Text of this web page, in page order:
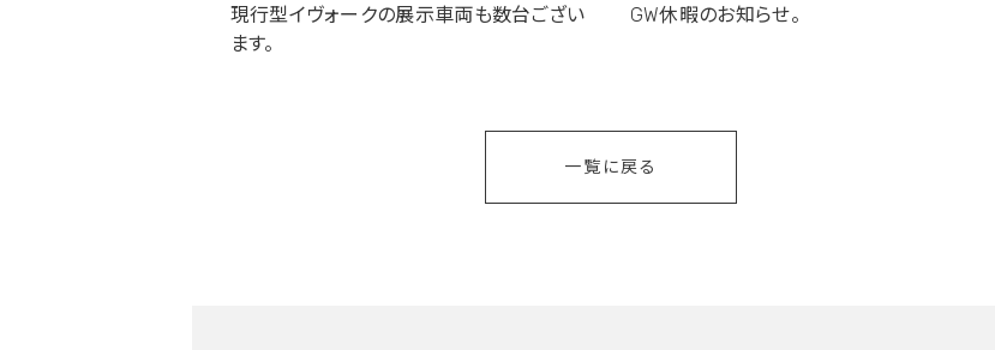
現行型イヴォークの展示車両も数台ござい
ます。
GW休暇のお知らせ。
一覧に戻る